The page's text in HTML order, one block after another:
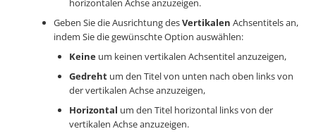
horizontalen Achse anzuzeigen.
Geben Sie die Ausrichtung desVertikalen Achsentitels an,
indem Sie die gewünschte Option auswählen:
Keine um keinen vertikalen Achsentitel anzuzeigen,
Gedreht um den Titel von unten nach oben links von
der vertikalen Achse anzuzeigen,
Horizontal um den Titel horizontal links von der
vertikalen Achse anzuzeigen.